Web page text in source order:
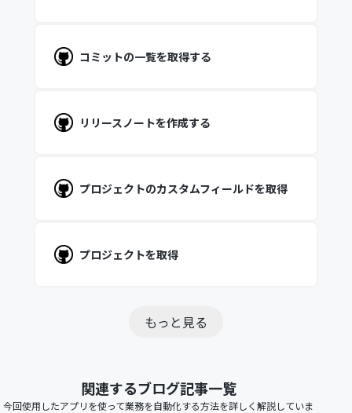
コミットの一覧を取得する
リリースノートを作成する
プロジェクトのカスタムフィールドを取得
プロジェクトを取得
もっと見る
関連するブログ記事一覧
今回使用したアプリを使って業務を自動化する方法を詳しく解説していま